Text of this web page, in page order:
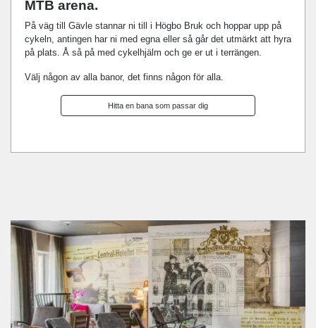
MTB arena.
På väg till Gävle stannar ni till i Högbo Bruk och hoppar upp på
cykeln, antingen har ni med egna eller så går det utmärkt att hyra
på plats. Å så på med cykelhjälm och ge er ut i terrängen.
Välj någon av alla banor, det finns någon för alla.
Hitta en bana som passar dig